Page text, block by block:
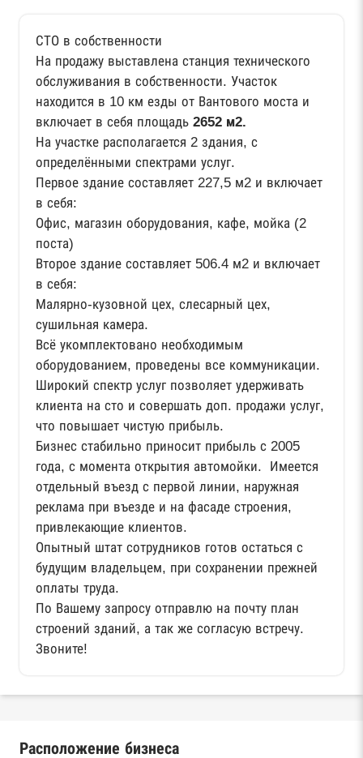
СТО в собственности
На продажу выставлена станция технического
обслуживания в собственности. Участок
находится в 10 км езды от Вантового моста и
включает в себя площадь 2652 м2.
На участке располагается 2 здания, с
определёнными спектрами услуг.
Первое здание составляет 227,5 м2 и включает
в себя:
Офис, магазин оборудования, кафе, мойка (2
поста)
Второе здание составляет 506.4 м2 и включает
в себя:
Малярно-кузовной цех, слесарный цех,
сушильная камера.
Всё укомплектовано необходимым
оборудованием, проведены все коммуникации.
Широкий спектр услуг позволяет удерживать
клиента на сто и совершать доп. продажи услуг,
что повышает чистую прибыль.
Бизнес стабильно приносит прибыль с 2005
года, с момента открытия автомойки. Имеется
отдельный въезд с первой линии, наружная
реклама при въезде и на фасаде строения,
привлекающие клиентов.
Опытный штат сотрудников готов остаться с
будущим владельцем, при сохранении прежней
оплаты труда.
По Вашему запросу отправлю на почту план
строений зданий, а так же согласую встречу.
Звоните!
Расположение бизнеса